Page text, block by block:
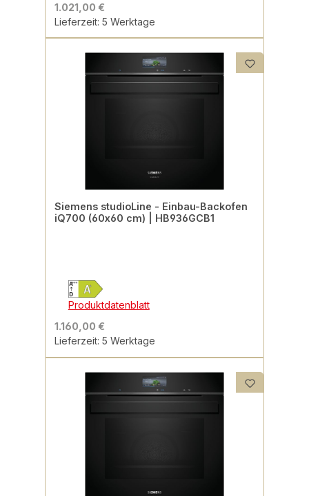
1.021,00 €
Lieferzeit: 5 Werktage
Siemens studioLine - Einbau-Backofen
iQ700 (60x60 cm) | HB936GCB1
Produktdatenblatt
1.160,00 €
Lieferzeit: 5 Werktage